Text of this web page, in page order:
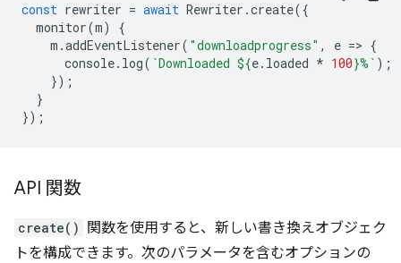
const rewriter = await Rewriter .create({
monitor(m)
{
m .addEventListener( "downloadprogress" , e => {
console. log( `Downloaded ${e. loaded * 100}%` );
});
}
});
API 関数
create()
関数を使用すると、新しい書き換えオブジェク
トを構成できます。次のパラメータを含むオプションの